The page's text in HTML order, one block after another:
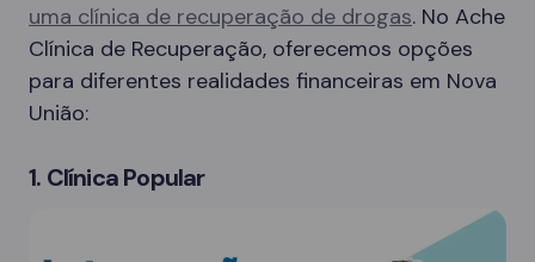
uma clínica de recuperação de drogas. No Ache
Clínica de Recuperação, oferecemos opções
para diferentes realidades financeiras em Nova
União:
1. Clínica Popular